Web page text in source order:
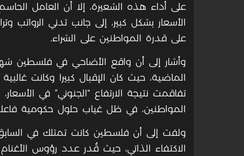
على أداء هذه الشعيرة، إلا أن العامل
الأسعار بشكل كبير، إلى جانب تدني
على قدرة المواطنين على الشراء.
وأشار إلى أن واقع الأضاحي في فلسطين
الماضية، حيث كان الإقبال كبيرا وكانت
تفاقمت نتيجة الارتفاع “الجنوني” في
المواطنين، في ظل غياب حلول حكومية
ولفت إلى أن فلسطين كانت تمتلك في